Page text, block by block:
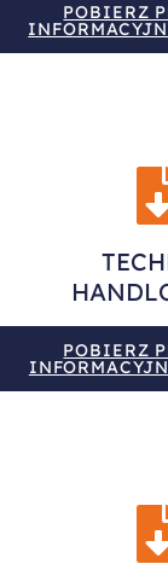
POBIERZ
POBIERZ